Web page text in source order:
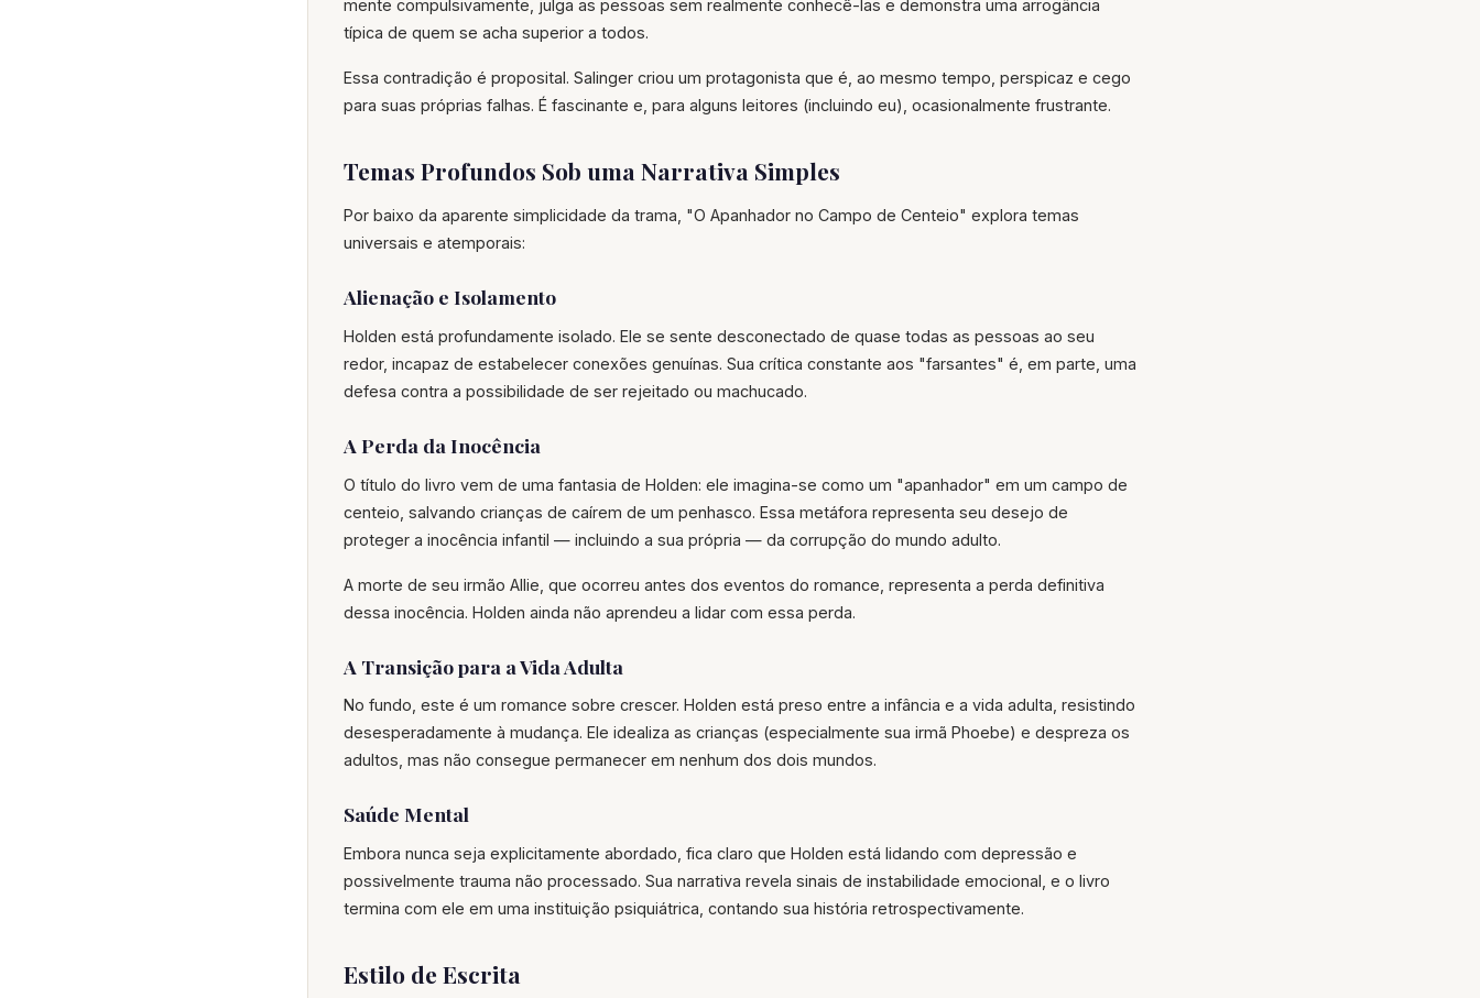
mente compulsivamente, julga as pessoas sem realmente conhecê-las e demonstra uma arrogância
típica de quem se acha superior a todos.
Essa contradição é proposital. Salinger criou um protagonista que é, ao mesmo tempo, perspicaz e cego
para suas próprias falhas. É fascinante e, para alguns leitores (incluindo eu), ocasionalmente frustrante.
Temas Profundos Sob uma Narrativa Simples
Por baixo da aparente simplicidade da trama, "O Apanhador no Campo de Centeio" explora temas
universais e atemporais:
Alienação e Isolamento
Holden está profundamente isolado. Ele se sente desconectado de quase todas as pessoas ao seu
redor, incapaz de estabelecer conexões genuínas. Sua crítica constante aos "farsantes" é, em parte, uma
defesa contra a possibilidade de ser rejeitado ou machucado.
A Perda da Inocência
O título do livro vem de uma fantasia de Holden: ele imagina-se como um "apanhador" em um campo de
centeio, salvando crianças de caírem de um penhasco. Essa metáfora representa seu desejo de
proteger a inocência infantil — incluindo a sua própria — da corrupção do mundo adulto.
A morte de seu irmão Allie, que ocorreu antes dos eventos do romance, representa a perda definitiva
dessa inocência. Holden ainda não aprendeu a lidar com essa perda.
A Transição para a Vida Adulta
No fundo, este é um romance sobre crescer. Holden está preso entre a infância e a vida adulta, resistindo
desesperadamente à mudança. Ele idealiza as crianças (especialmente sua irmã Phoebe) e despreza os
adultos, mas não consegue permanecer em nenhum dos dois mundos.
Saúde Mental
Embora nunca seja explicitamente abordado, fica claro que Holden está lidando com depressão e
possivelmente trauma não processado. Sua narrativa revela sinais de instabilidade emocional, e o livro
termina com ele em uma instituição psiquiátrica, contando sua história retrospectivamente.
Estilo de Escrita